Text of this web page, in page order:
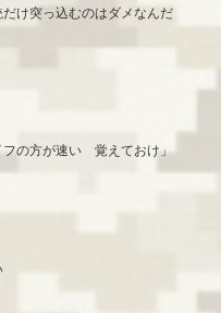
け突っ込むのはダメなんだ
の方が速い 覚えておけ」